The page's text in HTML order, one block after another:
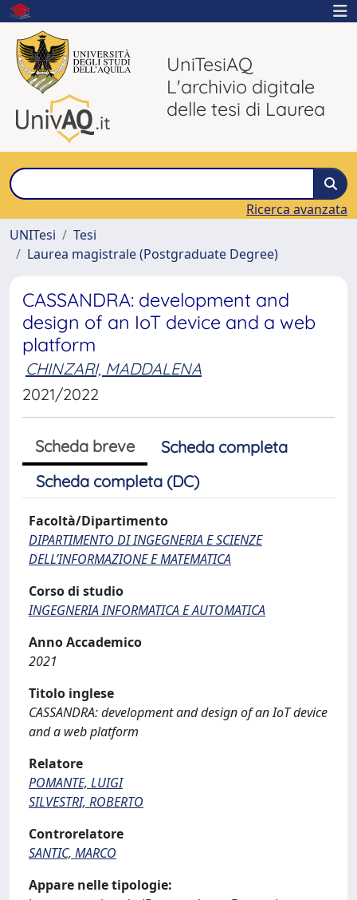
UniTesiAQ
L'archivio digitale
delle tesi di Laurea
Ricerca avanzata
UNITesi
Tesi
Laurea magistrale (Postgraduate Degree)
CASSANDRA: development and
design of an IoT device and a web
platform
CHINZARI, MADDALENA
2021/2022
Scheda breve
Scheda completa
Scheda completa (DC)
Facoltà/Dipartimento
DIPARTIMENTO DI INGEGNERIA E SCIENZE
DELL’INFORMAZIONE E MATEMATICA
Corso di studio
INGEGNERIA INFORMATICA E AUTOMATICA
Anno Accademico
2021
Titolo inglese
CASSANDRA: development and design of an IoT device
and a web platform
Relatore
POMANTE, LUIGI
SILVESTRI, ROBERTO
Controrelatore
SANTIC, MARCO
Appare nelle tipologie: